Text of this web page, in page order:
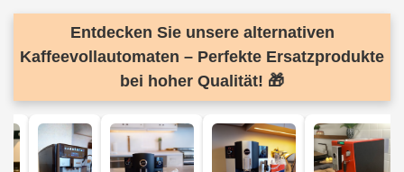
e
n
e
n
e
n
e
n
Entdecken Sie unsere alternativen
Kaffeevollautomaten – Perfekte Ersatzprodukte
bei hoher Qualität! 🎁